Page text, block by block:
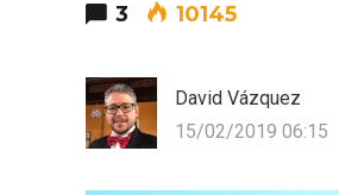
3 10145
David Vázquez
15/02/2019 06:15
Recuérdame